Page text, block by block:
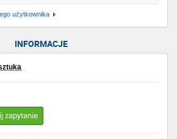
użytkownika
INFORMACJE
zapytanie